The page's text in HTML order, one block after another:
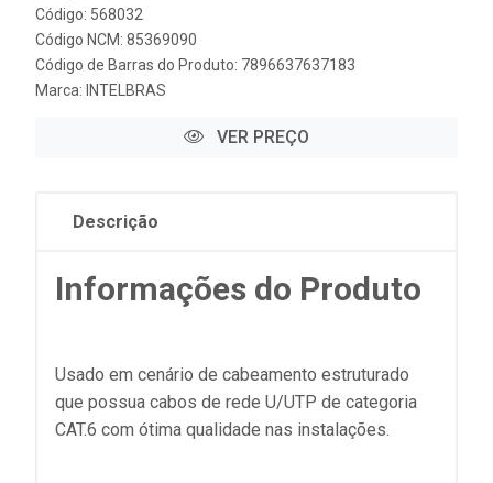
Código: 568032
Código NCM: 85369090
Código de Barras do Produto: 7896637637183
Marca: INTELBRAS
VER PREÇO
Descrição
Informações do Produto
Usado em cenário de cabeamento estruturado
que possua cabos de rede U/UTP de categoria
CAT.6 com ótima qualidade nas instalações.